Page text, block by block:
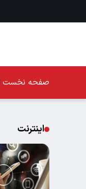
صفحه نخست
اینترنت